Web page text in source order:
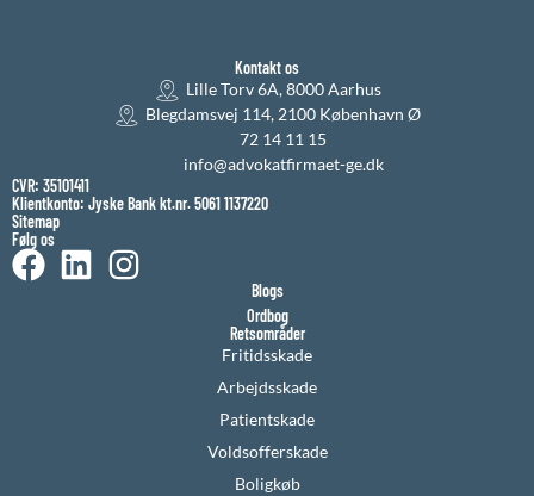
Kontakt os
Lille Torv 6A, 8000 Aarhus
Blegdamsvej 114, 2100 København Ø
72 14 11 15
info@advokatfirmaet-ge.dk
CVR: 35101411
Klientkonto: Jyske Bank kt.nr. 5061 1137220
Sitemap
Følg os
Blogs
Ordbog
Retsområder
Fritidsskade
Arbejdsskade
Patientskade
Voldsofferskade
Boligkøb